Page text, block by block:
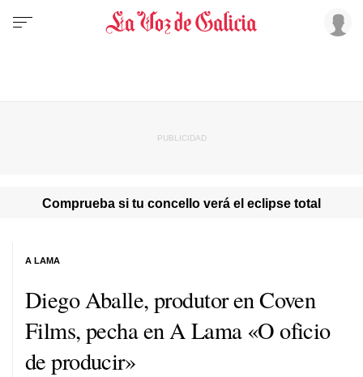
Comprueba si tu concello verá el eclipse total
Diego Aballe, produtor en Coven
Films, pecha en A Lama «O oficio
de producir»
A LAMA